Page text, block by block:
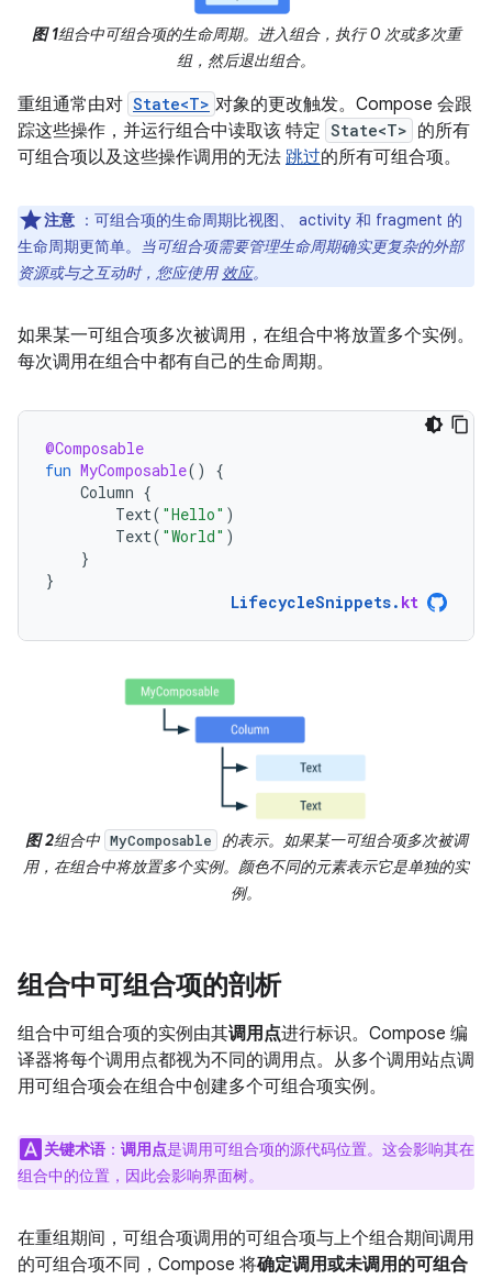
图 1组合中可组合项的生命周期。进入组合，执行 0 次或多次重
组，然后退出组合。
重组通常由对 State<T> 对象的更改触发。Compose 会跟
踪这些操作，并运行组合中读取该 特定 State<T> 的所有
可组合项以及这些操作调用的无法 跳过的所有可组合项。
注意 ：可组合项的生命周期比视图、 activity 和 fragment 的
生命周期更简单。
当可组合项需要管理生命周期确实更复杂的外部
资源或与之互动时，您应使用 效应。
如果某一可组合项多次被调用，在组合中将放置多个实例。
每次调用在组合中都有自己的生命周期。
@Composable
fun MyComposable()
{
Column {
Text( "Hello" )
Text( "World" )
}
}
LifecycleSnippets. kt
图 2组合中 MyComposable
的表示。如果某一可组合项多次被调
用，在组合中将放置多个实例。颜色不同的元素表示它是单独的实
例。
组合中可组合项的剖析
组合中可组合项的实例由其调用点进行标识。Compose 编
译器将每个调用点都视为不同的调用点。从多个调用站点调
用可组合项会在组合中创建多个可组合项实例。
关键术语 ： 调用点是调用可组合项的源代码位置。 这会影响其在
组合中的位置，因此会影响界面树。
在重组期间，可组合项调用的可组合项与上个组合期间调用
的可组合项不同，Compose 将确定调用或未调用的可组合